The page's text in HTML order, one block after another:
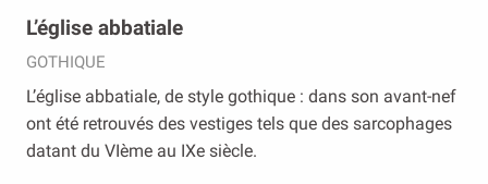
L’église abbatiale
GOTHIQUE
L’église abbatiale, de style gothique : dans son avant-nef
ont été retrouvés des vestiges tels que des sarcophages
datant du VIème au IXe siècle.